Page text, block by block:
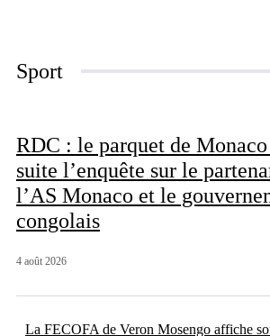
Sport
RDC : le parquet de Monaco
suite l’enquête sur le
l’AS Monaco et le
congolais
4 août 2026
La FECOFA de Veron Mosengo affiche